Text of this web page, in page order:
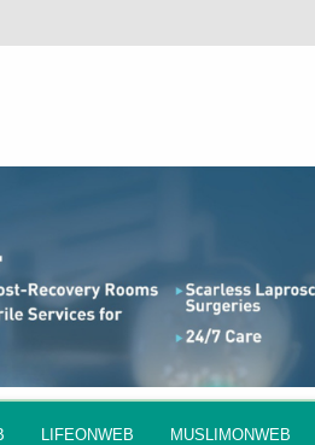
LIFEONWEB MUSLIMONWEB